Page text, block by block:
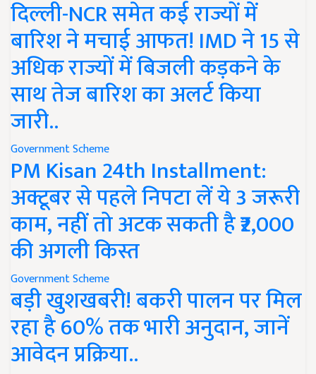
दिल्ली-NCR समेत कई राज्यों में
बारिश ने मचाई आफत! IMD ने 15 से
अधिक राज्यों में बिजली कड़कने के
साथ तेज बारिश का अलर्ट किया
जारी..
Government Scheme
PM Kisan 24th Installment:
अक्टूबर से पहले निपटा लें ये 3 जरूरी
काम, नहीं तो अटक सकती है ₹2,000
की अगली किस्त
Government Scheme
बड़ी खुशखबरी! बकरी पालन पर मिल
रहा है 60% तक भारी अनुदान, जानें
आवेदन प्रक्रिया..